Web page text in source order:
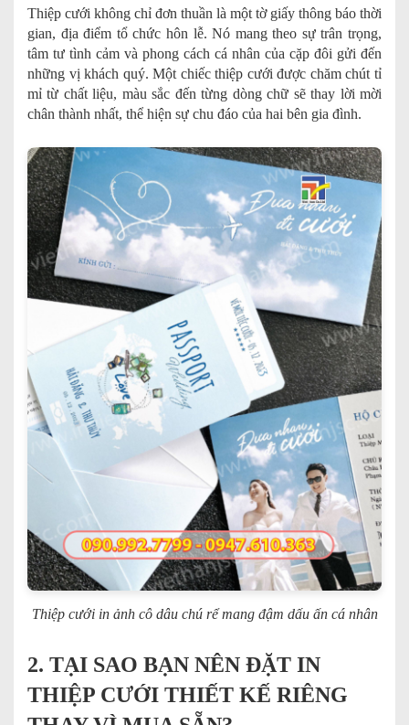
Thiệp cưới không chỉ đơn thuần là một tờ giấy thông báo thời
gian, địa điểm tổ chức hôn lễ. Nó mang theo sự trân trọng,
tâm tư tình cảm và phong cách cá nhân của cặp đôi gửi đến
những vị khách quý. Một chiếc thiệp cưới được chăm chút tỉ
mỉ từ chất liệu, màu sắc đến từng dòng chữ sẽ thay lời mời
chân thành nhất, thể hiện sự chu đáo của hai bên gia đình.
Thiệp cưới in ảnh cô dâu chú rể mang đậm dấu ấn cá nhân
2. TẠI SAO BẠN NÊN ĐẶT IN
THIỆP CƯỚI THIẾT KẾ RIÊNG